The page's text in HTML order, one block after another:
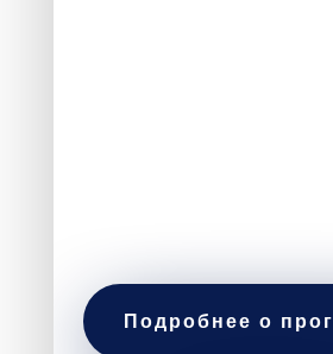
Подробнее о